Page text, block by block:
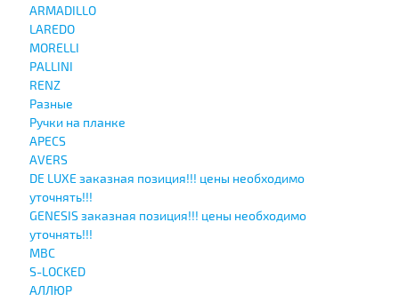
ARMADILLO
LAREDO
MORELLI
PALLINI
RENZ
Разные
Ручки на планке
APECS
AVERS
DE LUXE заказная позиция!!! цены необходимо
уточнять!!!
GENESIS заказная позиция!!! цены необходимо
уточнять!!!
MBC
S-LOCKED
АЛЛЮР